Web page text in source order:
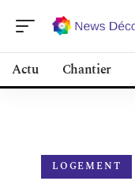
Actu Chantier
LOGEMENT